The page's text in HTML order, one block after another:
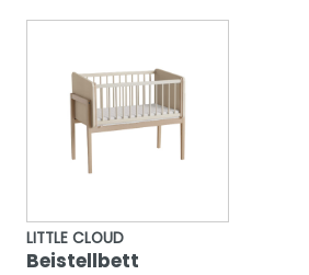
LITTLE CLOUD
Beistellbett